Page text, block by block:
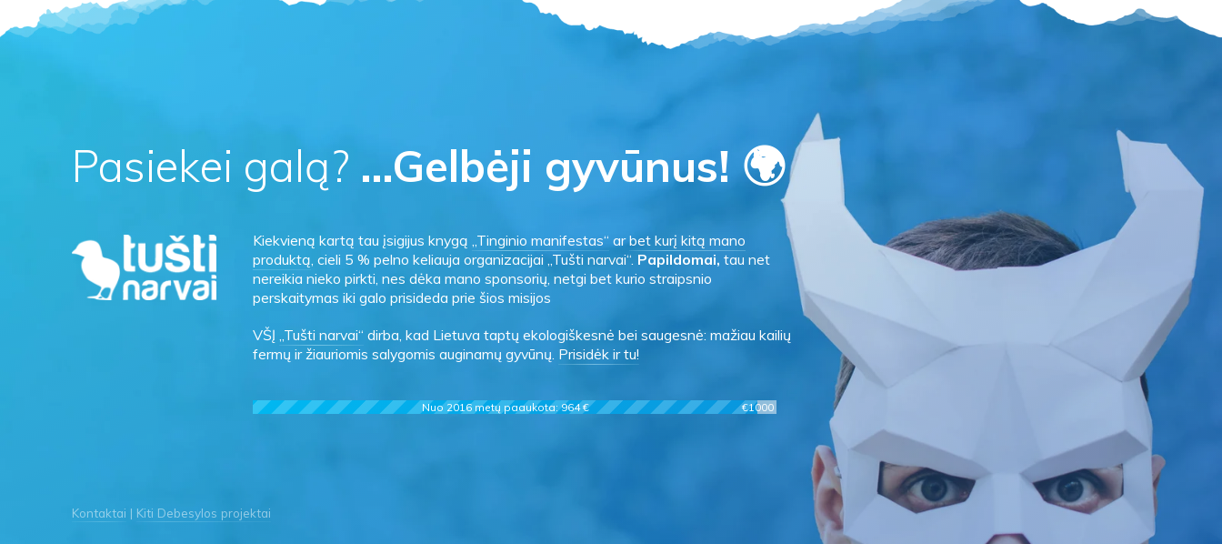
Pasiekei galą? …Gelbėji gyvūnus! 🌍
Kiekvieną kartą tau įsigijus knygą „Tinginio manifestas“ arbet kurį kitą mano
produktą , cieli 5 % pelno keliauja organizacijai „Tušti narvai“. Papildomai, tau net
nereikia nieko pirkti, nes dėka mano sponsorių, netgi bet kurio straipsnio
perskaitymas iki galo prisideda prie šios misijos
VŠĮ „Tušti narvai“ dirba, kad Lietuva taptų ekologiškesnė bei saugesnė: mažiau kailių
fermų ir žiauriomis salygomis auginamų gyvūnų. Prisidėk ir tu!
Nuo 2016 metų paaukota: 964 € €1000
Kontaktai Kiti Debesylos projektai